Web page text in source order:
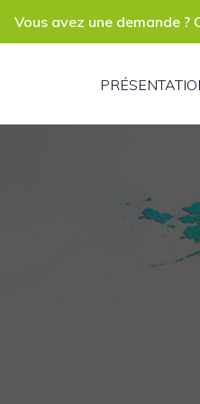
Vous avez une demande ?